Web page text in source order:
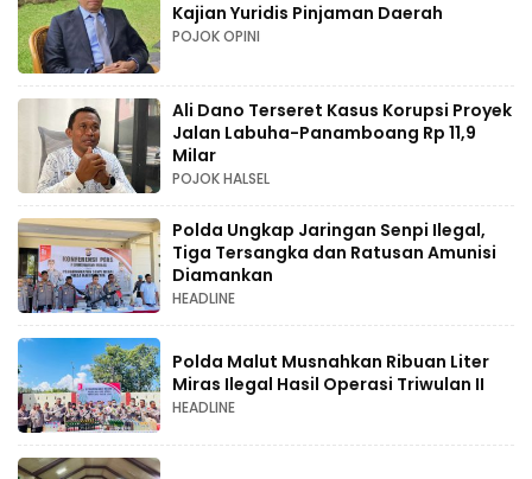
Kajian Yuridis Pinjaman Daerah
POJOK OPINI
Ali Dano Terseret Kasus Korupsi Proyek
Jalan Labuha-Panamboang Rp 11,9
Milar
POJOK HALSEL
Polda Ungkap Jaringan Senpi Ilegal,
Tiga Tersangka dan Ratusan Amunisi
Diamankan
HEADLINE
Polda Malut Musnahkan Ribuan Liter
Miras Ilegal Hasil Operasi Triwulan II
HEADLINE